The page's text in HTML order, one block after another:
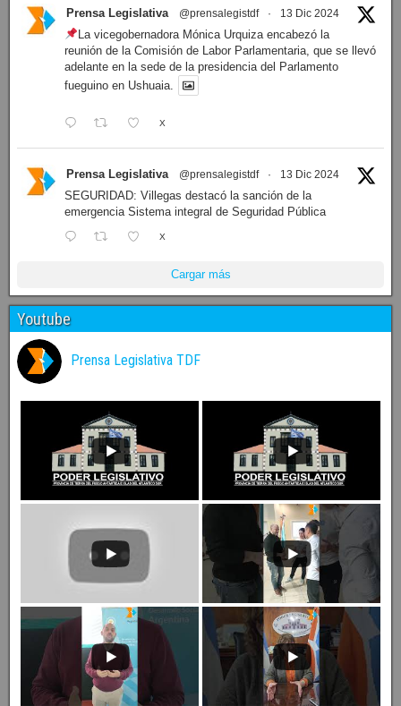
Prensa Legislativa @prensalegistdf · 13 Dic 2024
La vicegobernadora Mónica Urquiza encabezó la
reunión de la Comisión de Labor Parlamentaria, que se llevó
adelante en la sede de la presidencia del Parlamento
fueguino en Ushuaia.
X
Prensa Legislativa @prensalegistdf · 13 Dic 2024
SEGURIDAD: Villegas destacó la sanción de la
emergencia Sistema integral de Seguridad Pública
X
Cargar más
Youtube
Prensa Legislativa TDF